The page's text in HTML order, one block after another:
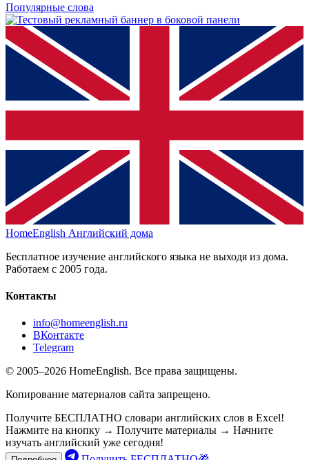
Популярные слова
HomeEnglish Английский дома
Бесплатное изучение английского языка не выходя из дома.
Работаем с 2005 года.
Контакты
info@homeenglish.ru
ВКонтакте
Telegram
© 2005–2026 HomeEnglish. Все права защищены.
Копирование материалов сайта запрещено.
Получите БЕСПЛАТНО словари английских слов в Excel!
Нажмите на кнопку → Получите материалы → Начните
изучать английский уже сегодня!